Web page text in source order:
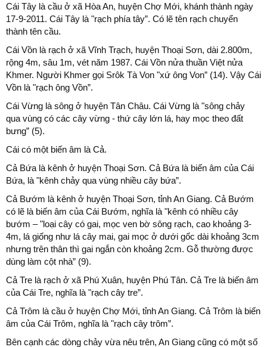
Cái Tây là cầu ở xã Hòa An, huyện Chợ Mới, khánh thành ngày
17-9-2011. Cái Tây là "rạch phía tây”. Có lẽ tên rạch chuyển
thành tên cầu.
Cái Vồn là rạch ở xã Vĩnh Trạch, huyện Thoại Sơn, dài 2.800m,
rộng 4m, sâu 1m, vét năm 1987. Cái Vồn nửa thuần Việt nửa
Khmer. Người Khmer gọi Srôk Tà Von "xứ ông Von” (14). Vậy Cái
Vồn là "rạch ông Vồn”.
Cái Vừng là sông ở huyện Tân Châu. Cái Vừng là "sông chảy
qua vùng có các cây vừng - thứ cây lớn lá, hay mọc theo đất
bưng” (5).
Cái có một biến âm là Cả.
Cả Bứa là kênh ở huyện Thoại Sơn. Cả Bứa là biến âm của Cái
Bứa, là "kênh chảy qua vùng nhiều cây bứa”.
Cả Bướm là kênh ở huyện Thoại Sơn, tỉnh An Giang. Cả Bướm
có lẽ là biến âm của Cái Bướm, nghĩa là "kênh có nhiều cây
bướm – "loại cây có gai, mọc ven bờ sông rạch, cao khoảng 3-
4m, lá giống như lá cây mai, gai mọc ở dưới gốc dài khoảng 3cm
nhưng trên thân thì gai ngắn còn khoảng 2cm. Gỗ thường được
dùng làm cột nhà” (9).
Cả Tre là rạch ở xã Phú Xuân, huyện Phú Tân. Cả Tre là biến âm
của Cái Tre, nghĩa là "rạch cây tre”.
Cả Trôm là cầu ở huyện Chợ Mới, tỉnh An Giang. Cả Trôm là biến
âm của Cái Trôm, nghĩa là "rạch cây trôm”.
Bên cạnh các dòng chảy vừa nêu trên, An Giang cũng có một số